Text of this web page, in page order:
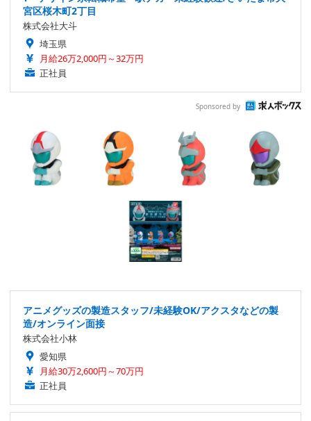
宮区桜木町2丁目
株式会社大斗
埼玉県
月給26万2,000円～32万円
正社員
Sponsored by
アニメグッズの製造スタッフ/未経験OK/アクスタなどの製
造/オンライン面接
株式会社小林
愛知県
月給30万2,600円～70万円
正社員